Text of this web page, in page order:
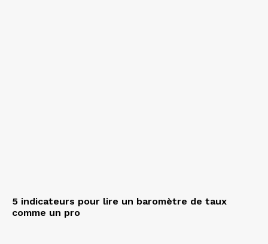
5 indicateurs pour lire un baromètre de taux
comme un pro